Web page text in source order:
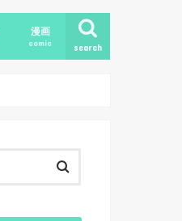
search
漫画
comic